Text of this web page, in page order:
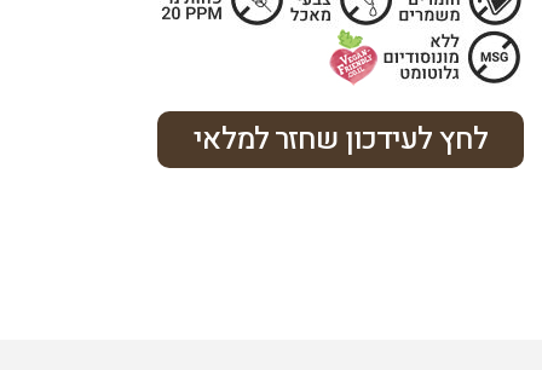
לחץ לעידכון שחזר למלאי